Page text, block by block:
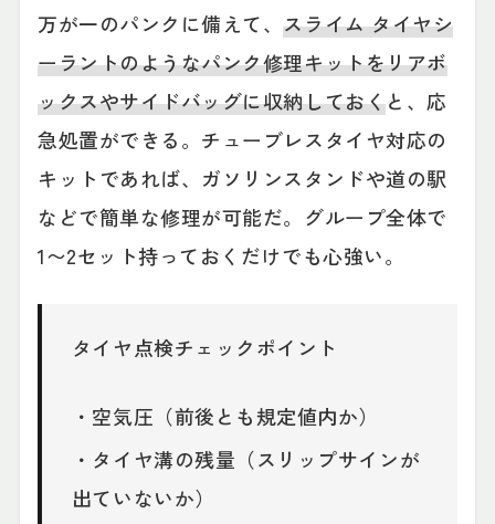
万が一のパンクに備えて、スライム タイヤシ
ーラントのようなパンク修理キットをリアボ
ックスやサイドバッグに収納しておくと、応
急処置ができる。チューブレスタイヤ対応の
キットであれば、ガソリンスタンドや道の駅
などで簡単な修理が可能だ。グループ全体で
1〜2セット持っておくだけでも心強い。
タイヤ点検チェックポイント
・空気圧（前後とも規定値内か）
・タイヤ溝の残量（スリップサインが
出ていないか）